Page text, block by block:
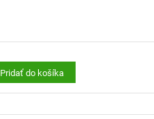
Pridať do košíka